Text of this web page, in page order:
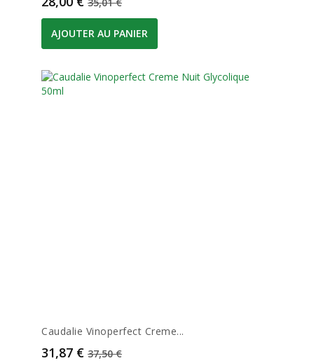
AJOUTER AU PANIER
Caudalie Vinoperfect Creme...
Prix
31,87 € Prix de base
37,50 €